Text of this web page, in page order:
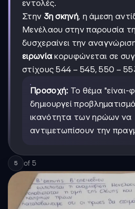
εντολές.
Στην 3η σκηνή, η άμεση
Μενέλαου στην παρουσία
δυσχεραίνει την
ειρωνία κορυφώνεται σε
στίχους544-
550-
553
544 − 545, 550 −
Προσοχή: Το θέμα "είναι-
δημιουργεί
ικανότητα των ηρώων να
αντιμετωπίσουν την
5 of 5